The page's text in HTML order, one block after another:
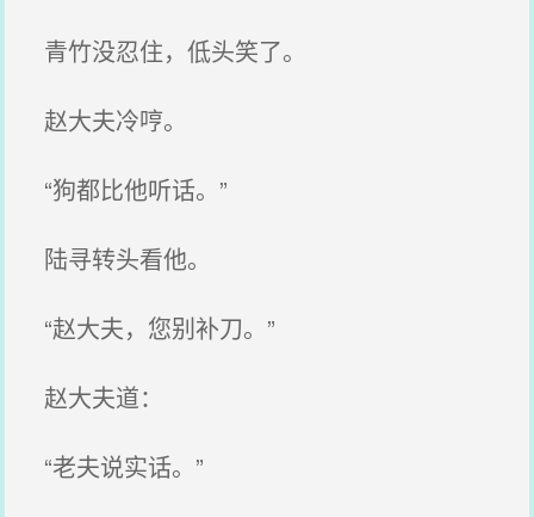
青竹没忍住，低头笑了。
赵大夫冷哼。
“狗都比他听话。”
陆寻转头看他。
“赵大夫，您别补刀。”
赵大夫道：
“老夫说实话。”